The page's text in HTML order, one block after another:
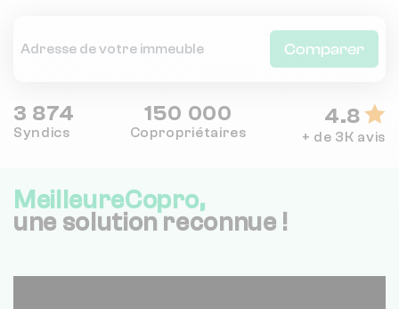
Comparer
3 874
Syndics
150 000
Copropriétaires
4.8
+ de 3K avis
MeilleureCopro,
une solution reconnue !